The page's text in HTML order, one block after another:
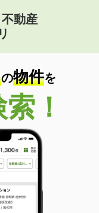
動産
の物件を
！